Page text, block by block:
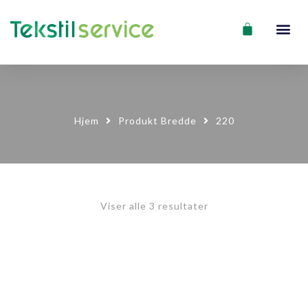
Hjem Produkt Bredde 220
Viser alle 3 resultater